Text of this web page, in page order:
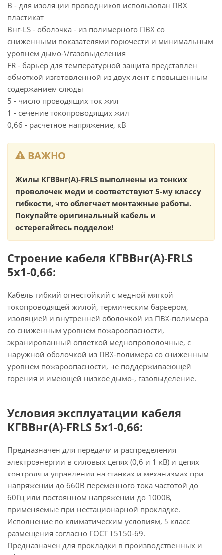
В - для изоляции проводников использован ПВХ
пластикат
Внг-LS - оболочка - из полимерного ПВХ со
сниженными показателями горючести и минимальным
уровнем дымо-\/газовыделения
FR - барьер для температурной защита представлен
обмоткой изготовленной из двух лент с повышенным
содержанием слюды
5 - число проводящих ток жил
1 - сечение токопроводящих жил
0,66 - расчетное напряжение, кВ
ВАЖНО
Жилы КГВВнг(А)-FRLS выполнены из тонких
проволочек меди и соответствуют 5-му классу
гибкости, что облегчает монтажные работы.
Покупайте оригинальный кабель и
остерегайтесь подделок!
Строение кабеля КГВВнг(А)-FRLS
5х1-0,66:
Кабель гибкий огнестойкий с медной мягкой
токопроводящей жилой, термическим барьером,
изоляцией и внутренней оболочкой из ПВХ-полимера
со сниженным уровнем пожароопасности,
экранированный оплеткой меднопроволочные, с
наружной оболочкой из ПВХ-полимера со сниженным
уровнем пожароопасности, не поддерживаеющей
горения и имеющей низкое дымо-, газовыделение.
Условия эксплуатации кабеля
КГВВнг(А)-FRLS 5х1-0,66:
Предназначен для передачи и распределения
электроэнергии в силовых цепях (0,6 и 1 кВ) и цепях
контроля и управления на станках и механизмах при
напряжении до 660В переменного тока частотой до
60Гц или постоянном напряжении до 1000В,
применяемые при нестационарной прокладке.
Исполнение по климатическим условиям, 5 класс
размещения согласно ГОСТ 15150-69.
Предназначен для прокладки в производственных и